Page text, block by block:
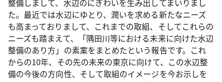
整備しまして、水辺のにぎわいを生み出してまいりまし
た。最近では水辺にゆとり、潤いを求める新たなニーズ
も高まっておりまして、これまでの取組、そしてこれらの
ニーズも踏まえて、「隅田川等における未来に向けた水辺
整備のあり方」の素案をまとめたという報告です。これ
からの10年、その先の未来の東京に向けて、この水辺整
備の今後の方向性、そして取組のイメージを今お示しを